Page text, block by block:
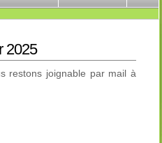
2025
restons joignable par mail à